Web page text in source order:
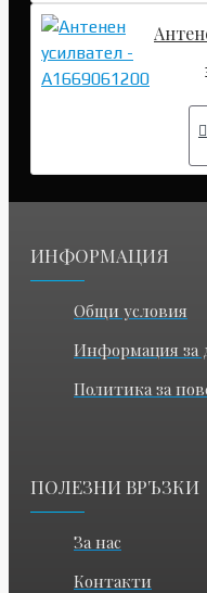
ИНФОРМАЦИЯ
Общи условия
Информация за
Политика за
ПОЛЕЗНИ ВРЪЗКИ
За нас
Контакти